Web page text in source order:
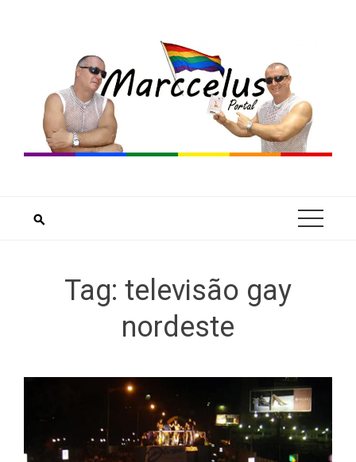
Tag: televisão gay
nordeste